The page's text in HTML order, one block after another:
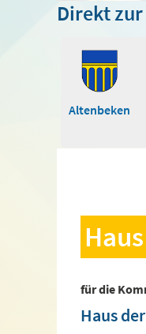
Direkt
Altenbeken
für die
Haus